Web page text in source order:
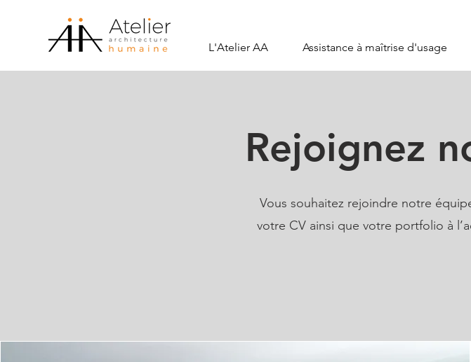
L'Atelier AA Assistance à maîtrise d'usage
Rejoignez
Vous souhaitez rejoindre notre
votre CV ainsi que votre portfolio à